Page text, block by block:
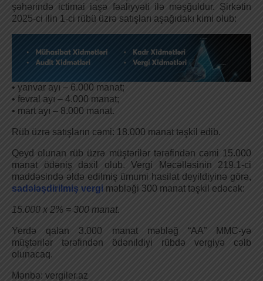
şəhərində ictimai iaşə fəaliyyəti ilə məşğuldur. Şirkətin
2025-ci ilin 1-ci rübü üzrə satışları aşağıdakı kimi olub:
• yanvar ayı – 6.000 manat;
• fevral ayı – 4.000 manat;
• mart ayı – 8.000 manat.
Rüb üzrə satışların cəmi: 18.000 manat təşkil edib.
Qeyd olunan rüb üzrə müştərilər tərəfindən cəmi 15.000
manat ödəniş daxil olub. Vergi Məcəlləsinin 219.1-ci
maddəsində əldə edilmiş ümumi hasilat deyildiyinə görə,
sadələşdirilmiş vergi məbləği 300 manat təşkil edəcək:
15.000 x 2% = 300 manat.
Yerdə qalan 3.000 manat məbləğ “AA” MMC-yə
müştərilər tərəfindən ödənildiyi rübdə vergiyə cəlb
olunacaq.
Mənbə: vergiler.az